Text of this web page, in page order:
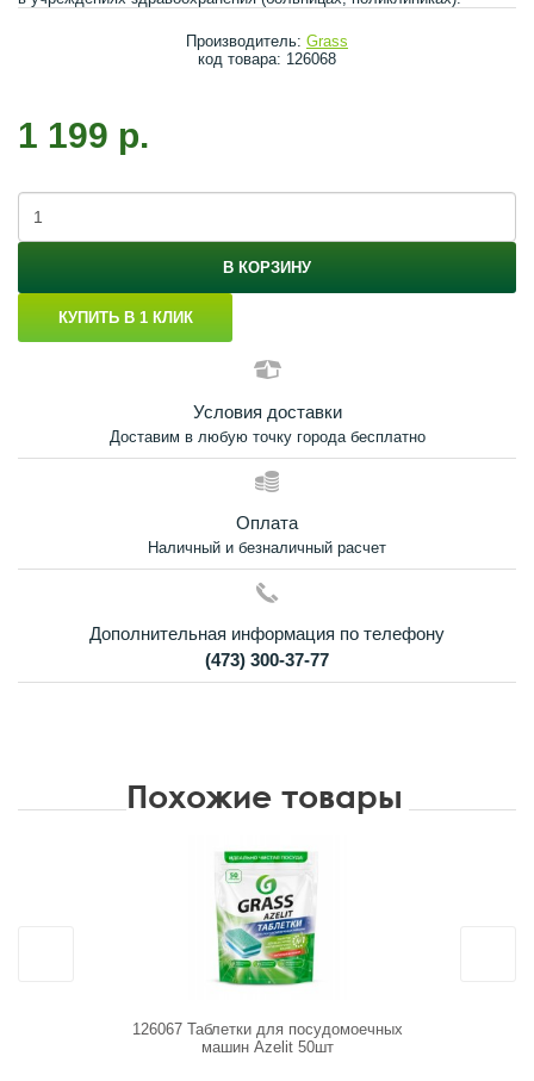
Производитель: Grass
код товара: 126068
1 199 р.
В КОРЗИНУ
КУПИТЬ В 1 КЛИК
Условия доставки
Доставим в любую точку города бесплатно
Оплата
Наличный и безналичный расчет
Дополнительная информация по телефону
(473) 300-37-77
Похожие товары
126067 Таблетки для посудомоечных
машин Azelit 50шт